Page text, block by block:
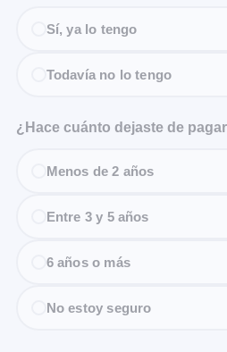
Sí, ya lo tengo
Todavía no lo tengo
¿Hace cuánto dejaste de
Menos de 2 años
Entre 3 y 5 años
6 años o más
No estoy seguro